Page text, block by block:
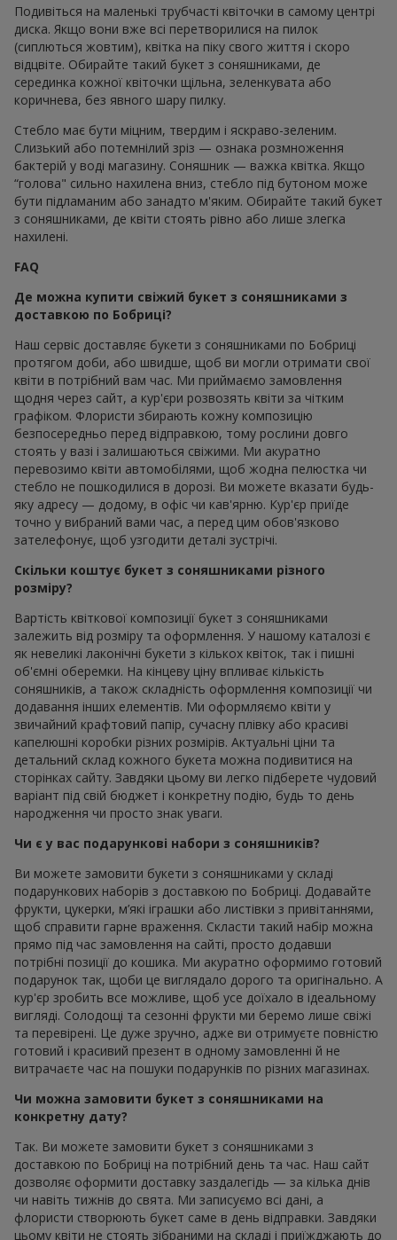
Подивіться на маленькі трубчасті квіточки в самому центрі
диска. Якщо вони вже всі перетворилися на пилок
(сиплються жовтим), квітка на піку свого життя і скоро
відцвіте. Обирайте такий букет з соняшниками, де
серединка кожної квіточки щільна, зеленкувата або
коричнева, без явного шару пилку.
Стебло має бути міцним, твердим і яскраво-зеленим.
Слизький або потемнілий зріз — ознака розмноження
бактерій у воді магазину. Соняшник — важка квітка. Якщо
“голова" сильно нахилена вниз, стебло під бутоном може
бути підламаним або занадто м'яким. Обирайте такий букет
з соняшниками, де квіти стоять рівно або лише злегка
нахилені.
FAQ
Де можна купити свіжий букет з соняшниками з
доставкою по Бобриці?
Наш сервіс доставляє букети з соняшниками по Бобриці
протягом доби, або швидше, щоб ви могли отримати свої
квіти в потрібний вам час. Ми приймаємо замовлення
щодня через сайт, а кур'єри розвозять квіти за чітким
графіком. Флористи збирають кожну композицію
безпосередньо перед відправкою, тому рослини довго
стоять у вазі і залишаються свіжими. Ми акуратно
перевозимо квіти автомобілями, щоб жодна пелюстка чи
стебло не пошкодилися в дорозі. Ви можете вказати будь-
яку адресу — додому, в офіс чи кав'ярню. Кур'єр приїде
точно у вибраний вами час, а перед цим обов'язково
зателефонує, щоб узгодити деталі зустрічі.
Скільки коштує букет з соняшниками різного
розміру?
Вартість квіткової композиції букет з соняшниками
залежить від розміру та оформлення. У нашому каталозі є
як невеликі лаконічні букети з кількох квіток, так і пишні
об'ємні оберемки. На кінцеву ціну впливає кількість
соняшників, а також складність оформлення композиції чи
додавання інших елементів. Ми оформляємо квіти у
звичайний крафтовий папір, сучасну плівку або красиві
капелюшні коробки різних розмірів. Актуальні ціни та
детальний склад кожного букета можна подивитися на
сторінках сайту. Завдяки цьому ви легко підберете чудовий
варіант під свій бюджет і конкретну подію, будь то день
народження чи просто знак уваги.
Чи є у вас подарункові набори з соняшників?
Ви можете замовити букети з соняшниками у складі
подарункових наборів з доставкою по Бобриці. Додавайте
фрукти, цукерки, м’які іграшки або листівки з привітаннями,
щоб справити гарне враження. Скласти такий набір можна
прямо під час замовлення на сайті, просто додавши
потрібні позиції до кошика. Ми акуратно оформимо готовий
подарунок так, щоби це виглядало дорого та оригінально. А
кур'єр зробить все можливе, щоб усе доїхало в ідеальному
вигляді. Солодощі та сезонні фрукти ми беремо лише свіжі
та перевірені. Це дуже зручно, адже ви отримуєте повністю
готовий і красивий презент в одному замовленні й не
витрачаєте час на пошуки подарунків по різних магазинах.
Чи можна замовити букет з соняшниками на
конкретну дату?
Так. Ви можете замовити букет з соняшниками з
доставкою по Бобриці на потрібний день та час. Наш сайт
дозволяє оформити доставку заздалегідь — за кілька днів
чи навіть тижнів до свята. Ми записуємо всі дані, а
флористи створюють букет саме в день відправки. Завдяки
цьому квіти не стоять зібраними на складі і приїжджають до